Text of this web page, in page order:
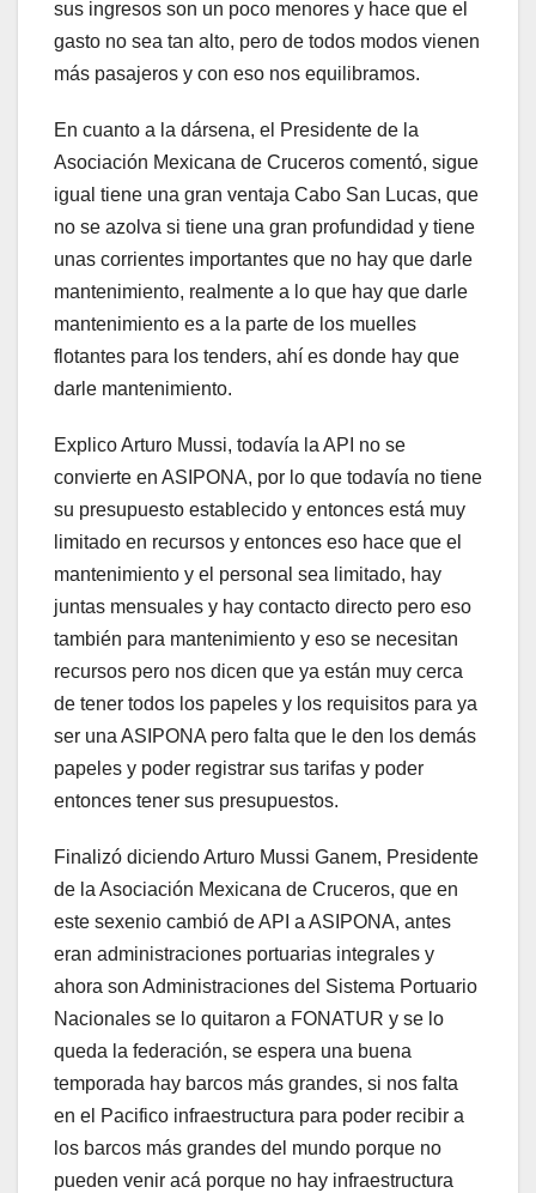
sus ingresos son un poco menores y hace que el
gasto no sea tan alto, pero de todos modos vienen
más pasajeros y con eso nos equilibramos.
En cuanto a la dársena, el Presidente de la
Asociación Mexicana de Cruceros comentó, sigue
igual tiene una gran ventaja Cabo San Lucas, que
no se azolva si tiene una gran profundidad y tiene
unas corrientes importantes que no hay que darle
mantenimiento, realmente a lo que hay que darle
mantenimiento es a la parte de los muelles
flotantes para los tenders, ahí es donde hay que
darle mantenimiento.
Explico Arturo Mussi, todavía la API no se
convierte en ASIPONA, por lo que todavía no tiene
su presupuesto establecido y entonces está muy
limitado en recursos y entonces eso hace que el
mantenimiento y el personal sea limitado, hay
juntas mensuales y hay contacto directo pero eso
también para mantenimiento y eso se necesitan
recursos pero nos dicen que ya están muy cerca
de tener todos los papeles y los requisitos para ya
ser una ASIPONA pero falta que le den los demás
papeles y poder registrar sus tarifas y poder
entonces tener sus presupuestos.
Finalizó diciendo Arturo Mussi Ganem, Presidente
de la Asociación Mexicana de Cruceros, que en
este sexenio cambió de API a ASIPONA, antes
eran administraciones portuarias integrales y
ahora son Administraciones del Sistema Portuario
Nacionales se lo quitaron a FONATUR y se lo
queda la federación, se espera una buena
temporada hay barcos más grandes, si nos falta
en el Pacifico infraestructura para poder recibir a
los barcos más grandes del mundo porque no
pueden venir acá porque no hay infraestructura